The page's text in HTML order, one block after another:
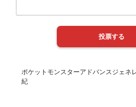
ポケットモンスターアドバンスジェ
紀